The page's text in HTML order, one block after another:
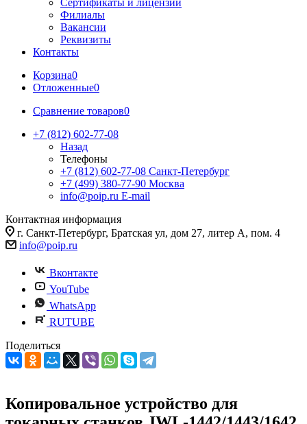
Сертификаты и лицензии
Филиалы
Вакансии
Реквизиты
Контакты
Корзина0
Отложенные0
Сравнение товаров0
+7 (812) 602-77-08
Назад
Телефоны
+7 (812) 602-77-08 Санкт-Петербург
+7 (499) 380-77-90 Москва
info@poip.ru E-mail
Контактная информация
г. Санкт-Петербург, Братская ул, дом 27, литер А, пом. 4
info@poip.ru
Вконтакте
YouTube
WhatsApp
RUTUBE
Поделиться
Копировальное устройство для